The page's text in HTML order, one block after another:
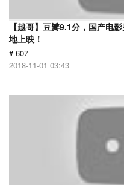
【越哥】豆瓣9.1分，国产电
地上映！
# 607
2018-11-01 03:43